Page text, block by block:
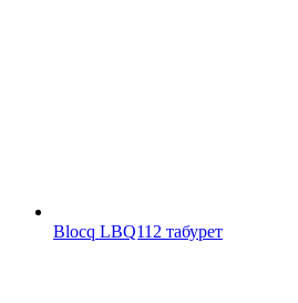
Blocq LBQ112 табурет